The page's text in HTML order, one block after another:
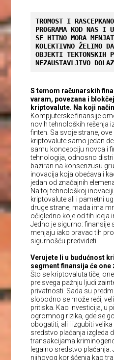
TROMOST I
PROGRAMA KOD NAS I
SE HITNO MORA
KOLEKTIVNO ŽELIMO
OBJEKTI TEKTONSKIH
NEZAUSTAVLJIVO
S temom računarskih
varam, povezana i
kriptovalute. Na koji
Kompjuterske finansije
novih tehnoloških rešenja
finteh. Sa svoje strane,
kriptovalute samo jedan
samu koncepciju novca i
tehnologija, odnosno
baziran na konsenzusu
inovacija koja obećava i
jedan od značajnih
Na toj tehnološkoj
kriptovalute ali i pametni
druge strane, mada ima
očigledno koje od tih ideja
Jedno je sigurno: finansije
menjaju iako pravac tih
sigurnošću predvideti.
Verujete li u budućnost
segment finansija će one
Što se kriptovaluta tiče,
pre svega pažnju ljudi
privatnosti. Sada su
slobodno se može reći,
pritiska. Kao investicija, u
ogromnog rizika, gde se
obogatiti, ali i izgubiti
sredstvo plaćanja izgleda
transakcijama
legalno sredstvo
njihovog korišćenja kao